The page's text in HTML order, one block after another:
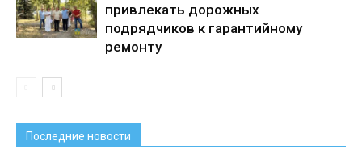
привлекать дорожных
подрядчиков к гарантийному
ремонту
Последние новости